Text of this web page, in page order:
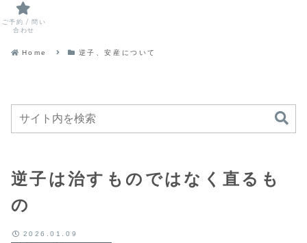
Home 逆子、安産について
逆子は治すものではなく直るも
の
2026.01.09
ご予約 / 問い
合わせ